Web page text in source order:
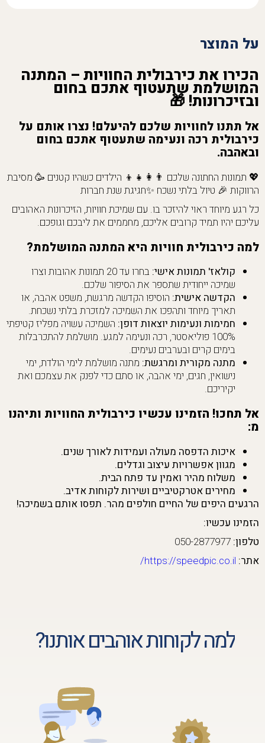
על המוצר
הכירו את כירבולית החוויות – המתנה
המושלמת שתעטוף אתכם בחום
ובזיכרונות! 🎁
אל תתנו לחוויות שלכם להיעלם! נצרו אותם על
כירבולית רכה ונעימה שתעטוף אתכם בחום
ובאהבה.
💖 תמונות החתונה שלכם 👨‍👩‍👧‍👦 הילדים כשהיו קטנים 🥳 מסיבת
הרווקות 🎉 טיול בלתי נשכח ✨חגיגת שנת חברות
כל רגע מיוחד ראוי להיזכר בו. עם שמיכת חוויות, הזיכרונות האהובים
עליכם יהיו תמיד קרובים אליכם, מחממים את ליבכם וגופכם.
למה כירבולית חוויות היא המתנה המושלמת?
קולאז' תמונות אישי:
בחרו עד 20 תמונות אהובות וצרו
שמיכה ייחודית שתספר את הסיפור שלכם.
הקדשה אישית: הוסיפו הקדשה מרגשת, משפט אהבה, או
תאריך מיוחד ותהפכו את השמיכה למזכרת בלתי נשכחת.
חמימות ונעימות יוצאות דופן: השמיכה עשויה מפליז קטיפתי
100% פוליאסטר, רכה ונעימה למגע. מושלמת להתכרבלות
בימים קרים ובערבים נעימים.
מתנה מקורית ומרגשת: מתנה מושלמת לימי הולדת, ימי
נישואין, חגים, ימי אהבה, או סתם כדי לפנק את עצמכם ואת
יקיריכם.
אל תחכו! הזמינו עכשיו כירבולית החוויות ותיהנו
מ:
איכות הדפסה מעולה ועמידות לאורך שנים.
מגוון אפשרויות עיצוב וגדלים.
משלוח מהיר ואמין עד פתח הבית.
מחירים אטרקטיביים ושירות לקוחות אדיב.
הרגעים היפים של החיים חולפים מהר. תפסו אותם בשמיכה!
הזמינו עכשיו:
טלפון:
אתר: https://speedpic.co.il/
למה לקוחות אוהבים אותנו?